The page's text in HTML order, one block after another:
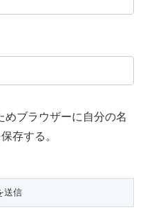
めブラウザーに自分の名
存する。